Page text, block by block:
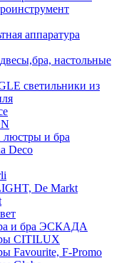
аппаратура
настольные
светильники из
и бра
Deco
De Markt
и бра ЭСКАДА
CITILUX
Favourite, F-Promo